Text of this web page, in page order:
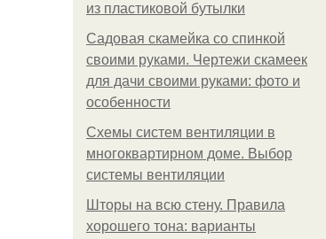
из пластиковой бутылки
Садовая скамейка со спинкой
своими руками. Чертежи скамеек
для дачи своими руками: фото и
особенности
Схемы систем вентиляции в
многоквартирном доме. Выбор
системы вентиляции
Шторы на всю стену. Правила
хорошего тона: варианты